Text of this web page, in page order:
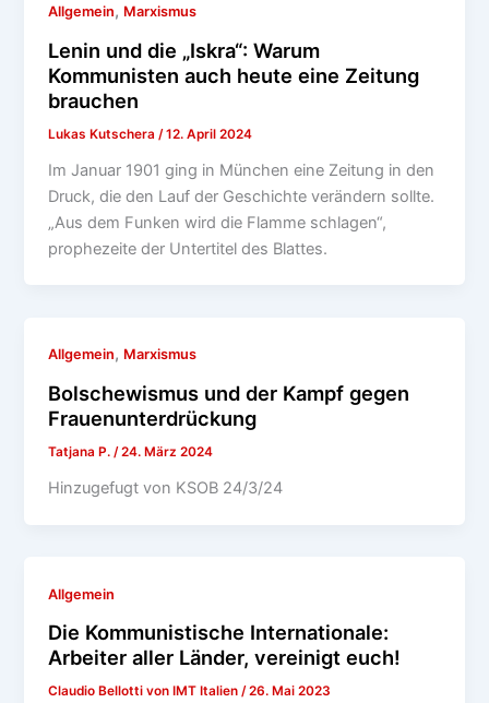
Allgemein, Marxismus
Lenin und die „Iskra“: Warum
Kommunisten auch heute eine Zeitung
brauchen
Lukas Kutschera /12. April 2024
Im Januar 1901 ging in München eine Zeitung in den
Druck, die den Lauf der Geschichte verändern sollte.
„Aus dem Funken wird die Flamme schlagen“,
prophezeite der Untertitel des Blattes.
Allgemein, Marxismus
Bolschewismus und der Kampf gegen
Frauenunterdrückung
Tatjana P./24. März 2024
Hinzugefugt von KSOB 24/3/24
Allgemein
Die Kommunistische Internationale:
Arbeiter aller Länder, vereinigt euch!
Claudio Bellotti von IMT Italien/26. Mai 2023